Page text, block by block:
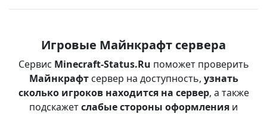
Игровые Майнкрафт сервера
Сервис Minecraft-Status.Ru поможет проверить
Майнкрафтсервер на доступность, узнать
сколько игроков находится на сервер, а также
подскажетслабые стороны оформления и